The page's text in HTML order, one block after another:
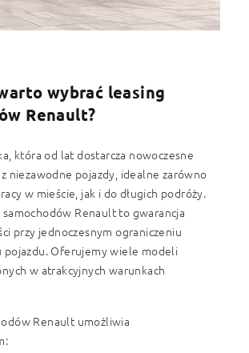
wybrać leasing
Renault?
która od lat dostarcza nowoczesne
niezawodne pojazdy, idealne zarówno
w mieście, jak i do długich podróży.
Renault to gwarancja
przy jednoczesnym ograniczeniu
pojazdu. Oferujemy wiele modeli
w atrakcyjnych warunkach
Renault umożliwia